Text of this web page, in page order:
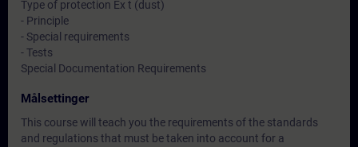
Type of protection Ex t (dust)
- Principle
- Special requirements
- Tests
Special Documentation Requirements
Målsettinger
This course will teach you the requirements of the standards
and regulations that must be taken into account for a